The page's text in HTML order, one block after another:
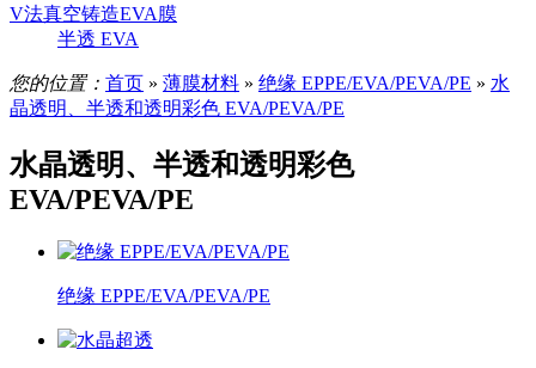
V法真空铸造EVA膜
半透 EVA
您的位置： 首页 » 薄膜材料 » 绝缘 EPPE/EVA/PEVA/PE » 水
晶透明、半透和透明彩色 EVA/PEVA/PE
水晶透明、半透和透明彩色
EVA/PEVA/PE
绝缘 EPPE/EVA/PEVA/PE